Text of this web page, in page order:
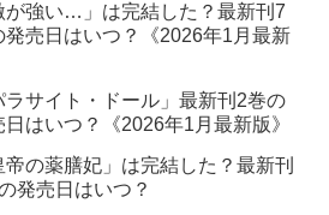
が強い…」は完結した？最新刊7
発売日はいつ？《2026年1月最新
ラサイト・ドール」最新刊2巻の
日はいつ？《2026年1月最新版》
帝の薬膳妃」は完結した？最新刊
発売日はいつ？